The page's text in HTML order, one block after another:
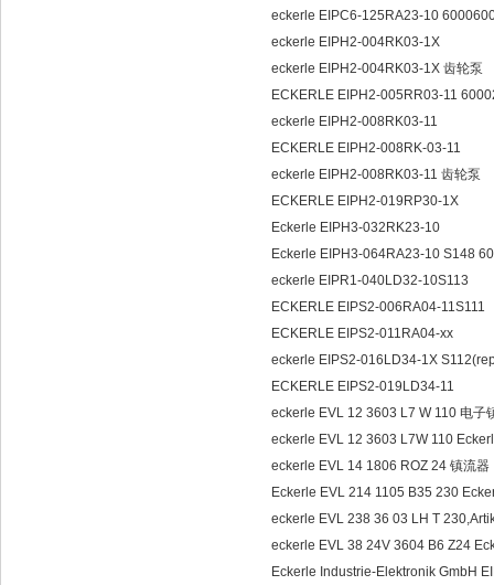
eckerle EIPC6-125RA23-10
eckerle EIPH2-004RK03-1X
eckerle EIPH2-004RK03-1X 齿轮泵
ECKERLE EIPH2-005RR03-11
eckerle EIPH2-008RK03-11
ECKERLE EIPH2-008RK-03-11
eckerle EIPH2-008RK03-11 齿轮泵
ECKERLE EIPH2-019RP30-1X
Eckerle EIPH3-032RK23-10
Eckerle EIPH3-064RA23-10 S148
eckerle EIPR1-040LD32-10S113
ECKERLE EIPS2-006RA04-11S111
ECKERLE EIPS2-011RA04-xx
eckerle EIPS2-016LD34-1X
ECKERLE EIPS2-019LD34-11
eckerle EVL 12 3603 L7 W 110 电子
eckerle EVL 12 3603 L7W 110
eckerle EVL 14 1806 ROZ 24 镇流器
Eckerle EVL 214 1105 B35 230
eckerle EVL 238 36 03 LH T
eckerle EVL 38 24V 3604 B6 Z24
Eckerle Industrie-Elektronik GmbH